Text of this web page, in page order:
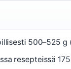
500–525 g
resepteissä 175